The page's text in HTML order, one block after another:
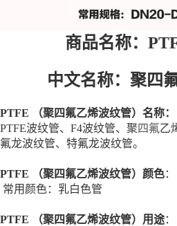
商品名称：
中文名称： 聚四
PTFE （聚四氟乙烯波纹管）名称：
PTFE波纹管、F4波纹管、聚四氟乙
氟龙波纹管、特氟龙波纹管。
PTFE （聚四氟乙烯波纹管）颜色：
常用颜色：乳白色管
PTFE （聚四氟乙烯波纹管）用途：